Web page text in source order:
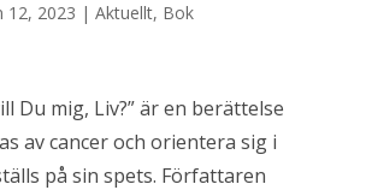
12, 2023 | Aktuellt, Bok
Du mig, Liv?” är en berättelse
av cancer och orientera sig i
på sin spets. Författaren